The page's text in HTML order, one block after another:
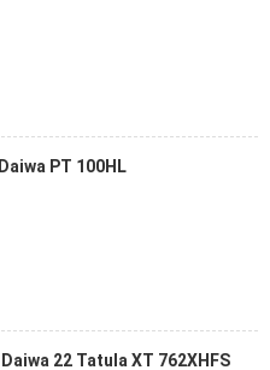
PT 100HL
Cần Lure 2khúc Daiwa 22 Tatula XT 762XHFS